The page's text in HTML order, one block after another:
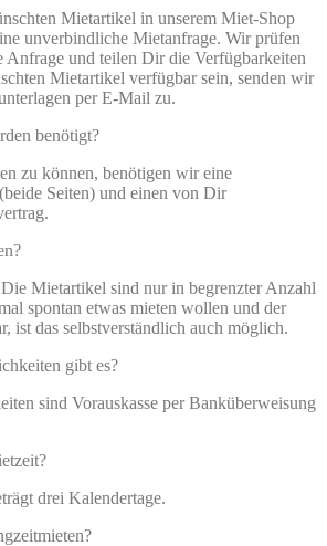
Mietartikel in unserem Miet-Shop
unverbindliche Mietanfrage. Wir prüfen
Anfrage und teilen Dir die Verfügbarkeiten
Mietartikel verfügbar sein, senden wir
per E-Mail zu.
benötigt?
zu können, benötigen wir eine
Seiten) und einen von Dir
Die Mietartikel sind nur in begrenzter Anzahl
spontan etwas mieten wollen und der
ist das selbstverständlich auch möglich.
gibt es?
sind Vorauskasse per Banküberweisung
drei Kalendertage.